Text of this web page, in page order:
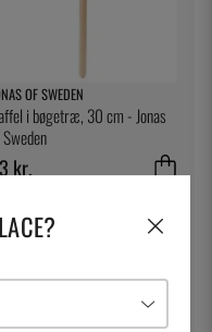
OF SWEDEN
i bøgetræ, 30 cm - Jonas
kr.